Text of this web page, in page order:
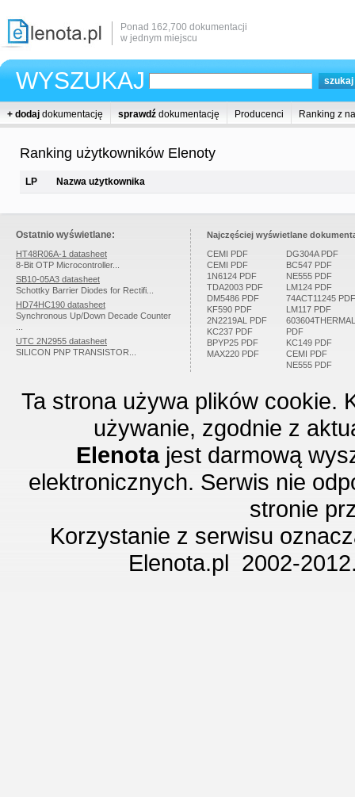
Ponad 162,700 dokumentacji
w jednym miejscu
WYSZUKAJ
+ dodaj dokumentację sprawdź dokumentację Producenci Ranking z
Ranking użytkowników Elenoty
LP Nazwa użytkownika
Ostatnio wyświetlane:
HT48R06A-1 datasheet
8-Bit OTP Microcontroller...
SB10-05A3 datasheet
Schottky Barrier Diodes for Rectifi...
HD74HC190 datasheet
Synchronous Up/Down Decade Counter
UTC 2N2955 datasheet
SILICON PNP TRANSISTOR...
Najczęściej wyświetlane
CEMI PDF
CEMI PDF
1N6124 PDF
TDA2003 PDF
DM5486 PDF
KF590 PDF
2N2219AL PDF
KC237 PDF
BPYP25 PDF
MAX220 PDF
DG304A PDF
BC547 PDF
NE555 PDF
LM124 PDF
74ACT11245 PDF
LM117 PDF
603604THERMAL
PDF
KC149 PDF
CEMI PDF
NE555 PDF
Ta strona używa plików cookie.
używanie, zgodnie z
Elenotajest darmową
elektronicznych. Serwis nie
stronie
Korzystanie z serwisu
Elenota.pl 2002-